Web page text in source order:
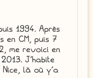
1994. Après
en CM, puis 7
me revoici en
J'habite
là où y'a